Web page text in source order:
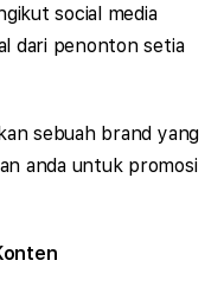
social media
dari penonton setia
sebuah brand yang
anda untuk promosi